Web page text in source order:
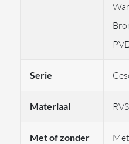
Het Cesello patroon
gegraveerde details die
geeft. Met deze
minimalistische en
Waarom kiezen
Serie
Materiaal RVS
Met of zonder